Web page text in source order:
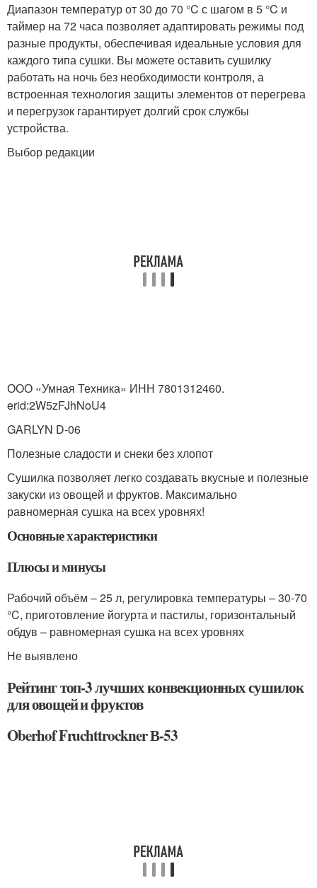
Диапазон температур от 30 до 70 °C с шагом в 5 °C и
таймер на 72 часа позволяет адаптировать режимы под
разные продукты, обеспечивая идеальные условия для
каждого типа сушки. Вы можете оставить сушилку
работать на ночь без необходимости контроля, а
встроенная технология защиты элементов от перегрева
и перегрузок гарантирует долгий срок службы
устройства.
Выбор редакции
ООО «Умная Техника» ИНН 7801312460.
erid:2W5zFJhNoU4
GARLYN D-06
Полезные сладости и снеки без хлопот
Сушилка позволяет легко создавать вкусные и полезные
закуски из овощей и фруктов. Максимально
равномерная сушка на всех уровнях!
Основные характеристики
Плюсы и минусы
Рабочий объём – 25 л, регулировка температуры – 30-70
°C, приготовление йогурта и пастилы, горизонтальный
обдув – равномерная сушка на всех уровнях
Не выявлено
Рейтинг топ-3 лучших конвекционных сушилок
для овощей и фруктов
Oberhof Fruchttrockner В-53